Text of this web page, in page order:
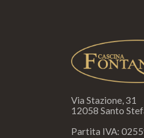
Via Stazione, 31
12058 Santo
Partita IVA: